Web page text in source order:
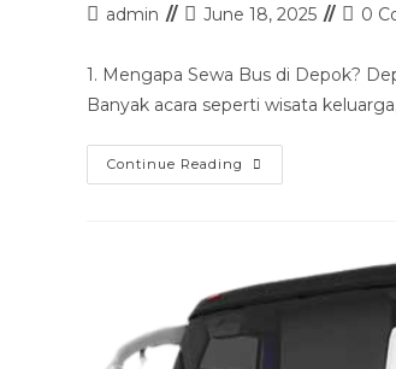
Postadmin
Post
modified:
June 18, 2025
Post
0
1. Mengapa Sewa Bus di Depok?
Banyak acara seperti wisata
Continue Reading Sewa
Bus